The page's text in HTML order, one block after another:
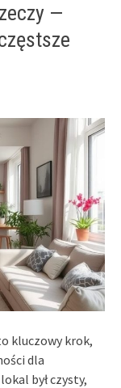
—
kluczowy krok,
dla
był czysty,